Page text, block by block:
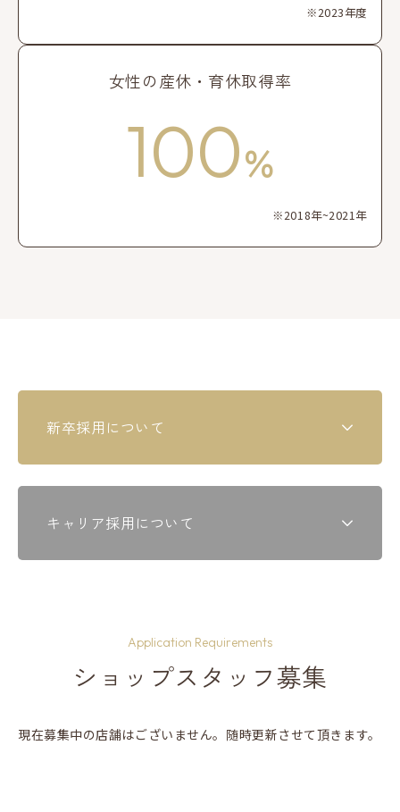
※2023年度
女性の産休・育休取得率
100％
※2018年~2021年
新卒採用について
選考活動や企業研究において、学生の皆様から良くある質問に
キャリア採用について
Application Requirements
ショップスタッフ募集
現在募集中の店舗はございません。随時更新させて頂きます。